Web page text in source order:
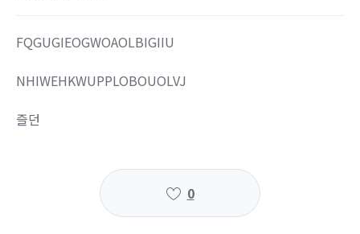
FQGUGIEOGWOAOLBIGIIU
NHIWEHKWUPPLOBOUOLVJ
즐던
0